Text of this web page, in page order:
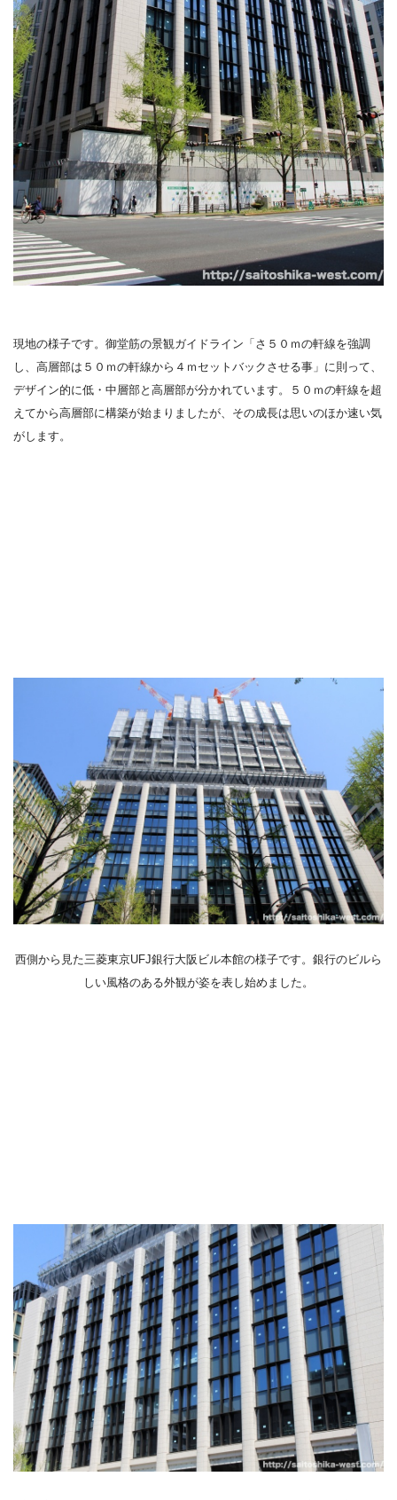
現地の様子です。御堂筋の景観ガイドライン「さ５０ｍの軒線を強調
し、高層部は５０ｍの軒線から４ｍセットバックさせる事」に則って、
デザイン的に低・中層部と高層部が分かれています。５０ｍの軒線を超
えてから高層部に構築が始まりましたが、その成長は思いのほか速い気
がします。
西側から見た三菱東京UFJ銀行大阪ビル本館の様子です。銀行のビルら
しい風格のある外観が姿を表し始めました。